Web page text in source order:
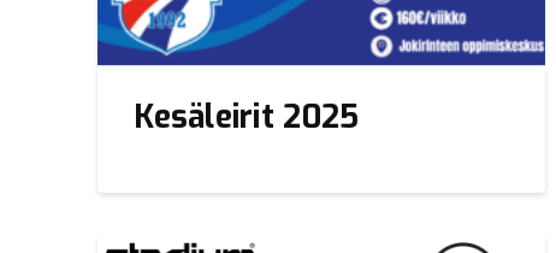
Kesäleirit 2025